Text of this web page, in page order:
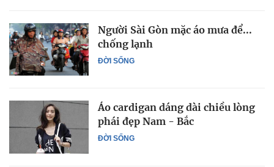
ĐỜI SỐNG
Người Sài Gòn mặc áo mưa để...
chống lạnh
ĐỜI SỐNG
Áo cardigan dáng dài chiều lòng
phái đẹp Nam - Bắc